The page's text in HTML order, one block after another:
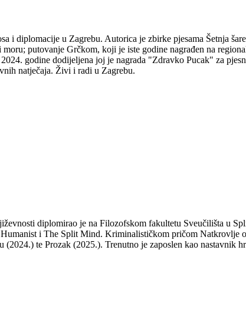
i diplomacije u Zagrebu. Autorica je zbirke pjesama Šetnja
putovanje Grčkom, koji je iste godine nagrađen na
godine dodijeljena joj je nagrada "Zdravko Pucak" za
natječaja. Živi i radi u Zagrebu.
diplomirao je na Filozofskom fakultetu Sveučilišta u
i The Split Mind. Kriminalističkom pričom Natkrovlje
te Prozak (2025.). Trenutno je zaposlen kao nastavnik